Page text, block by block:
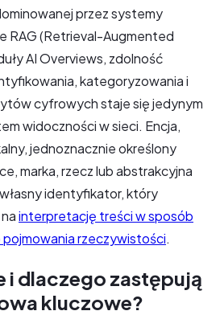
przez systemy
RAG (Retrieval-Augmented
AI Overviews, zdolność
kategoryzowania i
cyfrowych staje się jedynym
widoczności w sieci. Encja,
jednoznacznie określony
marka, rzecz lub abstrakcyjna
identyfikator, który
interpretację treści w sposób
rzeczywistości.
i dlaczego zastępują
kluczowe?